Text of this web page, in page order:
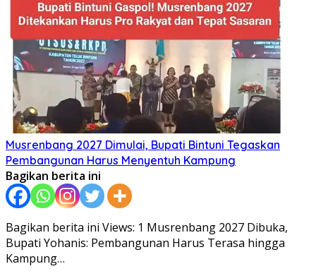
Musrenbang 2027 Dimulai, Bupati Bintuni Tegaskan
Pembangunan Harus Menyentuh Kampung
Bagikan berita ini
Bagikan berita ini Views: 1 Musrenbang 2027 Dibuka,
Bupati Yohanis: Pembangunan Harus Terasa hingga
Kampung…